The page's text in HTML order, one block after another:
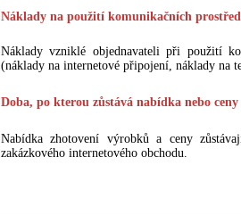
Náklady na použití komunikačních
Náklady vzniklé objednavateli při použití
(náklady na internetové připojení, náklady na
Doba, po kterou zůstává nabídka nebo
Nabídka zhotovení výrobků a ceny
zakázkového internetového obchodu.